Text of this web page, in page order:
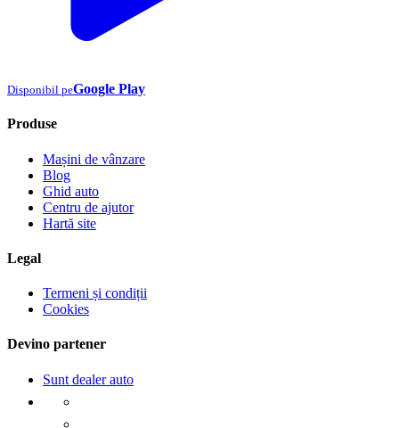
Disponibil peGoogle Play
Produse
Mașini de vânzare
Blog
Ghid auto
Centru de ajutor
Hartă site
Legal
Termeni și condiții
Cookies
Devino partener
Sunt dealer auto